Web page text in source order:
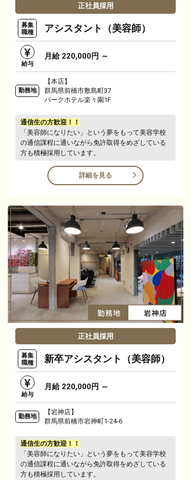
正社員採用
募集
職種
アシスタント（美容師）
給与
月給 220,000円 ～
勤務地
【本店】
群馬県前橋市敷島町37
パークホテル楽々園1F
通信生の方歓迎！！
「美容師になりたい」という夢をもって美容学校
の通信課程に通いながら免許取得をめざしている
方も積極採用しています。
詳細を見る
正社員採用
募集
職種
新卒アシスタント（美容師）
給与
月給 220,000円 ～
勤務地
【岩神店】
群馬県前橋市岩神町1-24-6
通信生の方歓迎！！
「美容師になりたい」という夢をもって美容学校
の通信課程に通いながら免許取得をめざしている
方も積極採用しています。